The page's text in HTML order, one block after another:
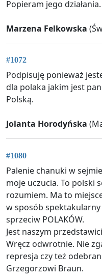
Popieram jego działania.
Marzena Felkowska
#1072
Podpisuję ponieważ
dla polaka jakim jest
Polską.
Jolanta Horodyńska
#1080
Palenie chanuki w
moje uczucia. To polski
rozumiem. Ma to
w sposób spektakularny
sprzeciw POLAKÓW.
Jest naszym
Wręcz odwrotnie. Nie
represja czy też
Grzegorzowi Braun.